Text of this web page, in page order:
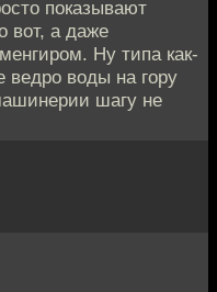
показывают
вот, а даже
Ну типа как-
ведро воды на гору
шагу не